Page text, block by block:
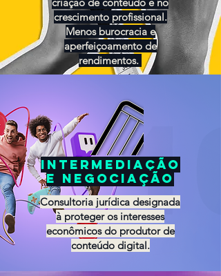
crescimento profissional.
Menos burocracia e
aperfeiçoamento de
rendimentos.
INTERMEDIAÇÃO
E NEGOCIAÇão
Consultoria jurídica designada
à proteger os interesses
econômicos do produtor de
conteúdo digital.